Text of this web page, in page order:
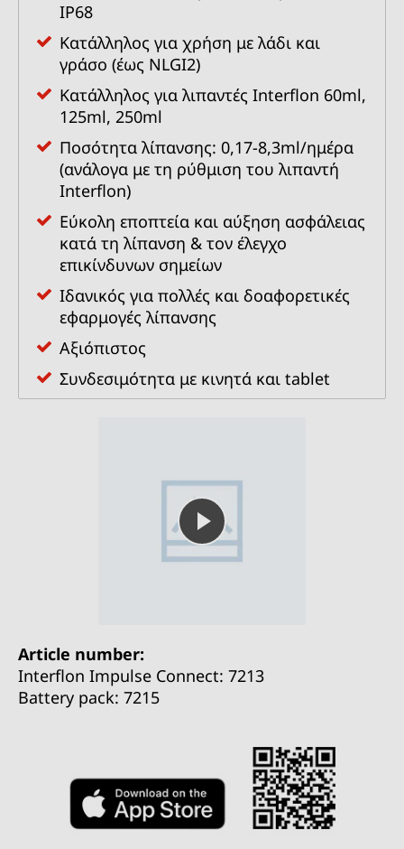
IP68
Κατάλληλος για χρήση με λάδι και
γράσο (έως NLGI2)
Κατάλληλος για λιπαντές Interflon 60ml,
125ml, 250ml
Ποσότητα λίπανσης: 0,17-8,3ml/ημέρα
(ανάλογα με τη ρύθμιση του λιπαντή
Interflon)
Εύκολη εποπτεία και αύξηση ασφάλειας
κατά τη λίπανση & τον έλεγχο
επικίνδυνων σημείων
Ιδανικός για πολλές και δοαφορετικές
εφαρμογές λίπανσης
Αξιόπιστος
Συνδεσιμότητα με κινητά και tablet
Article number:
Interflon Impulse Connect: 7213
Battery pack: 7215